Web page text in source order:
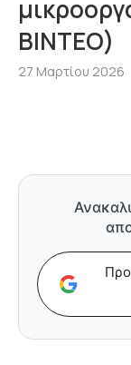
ΒΙΝΤΕΟ)
27 Μαρτίου 2026